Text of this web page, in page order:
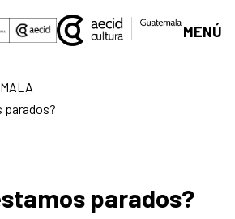
MENÚ
parados?
parados?